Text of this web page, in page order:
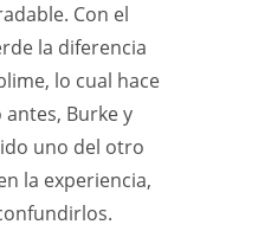
Con el
la diferencia
lo cual hace
Burke y
uno del otro
la experiencia,